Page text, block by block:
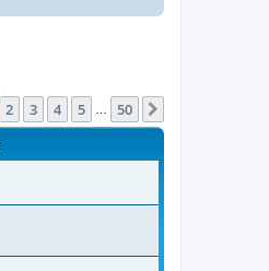
sur50
2 3 4 5 50